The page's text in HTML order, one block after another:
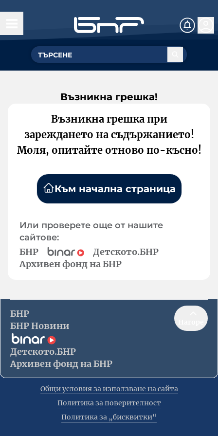
Възникна грешка!
Възникна грешка при
зареждането на съдържанието!
Моля, опитайте отново по-късно!
Към начална страница
Или проверете още от нашите
сайтове:
БНР
Детското.БНР
Архивен фонд на БНР
БНР
БНР Новини
Детското.БНР
Архивен фонд на БНР
Общи условия за използване на сайта
Политика за поверителност
Политика за „бисквитки“